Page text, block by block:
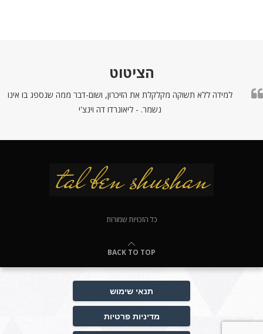
הציטוט
למידה ללא תשוקה מקלקלת את הזיכרון, ושום-דבר ממה שנספג בו אינו
נשמר. - ליאונרדו דה וינצ'י
כל הזכויות שמורות
BACK TO TOP
תנאי שימוש
מדיניות פרטיות